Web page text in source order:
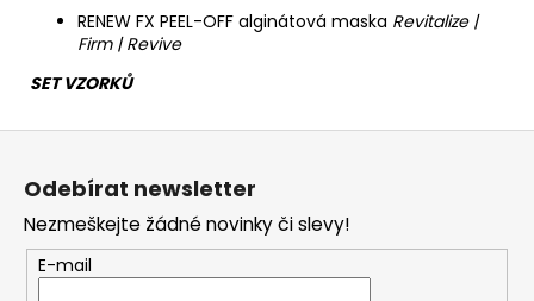
RENEW FX PEEL-OFF alginátová maska Revitalize |
Firm | Revive
SET VZORKŮ
Z
Odebírat newsletter
Nezmeškejte žádné novinky či slevy!
E-mail